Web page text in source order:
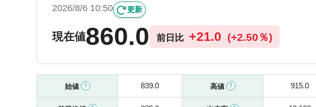
2026/8/6 10:50 更新
現在値860.0 前日比 +21.0 (+2.50％)
始値 839.0 高値 915.0